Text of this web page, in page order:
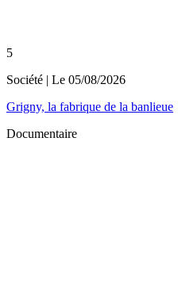
5
Société | Le 05/08/2026
Grigny, la fabrique de la banlieue
Documentaire